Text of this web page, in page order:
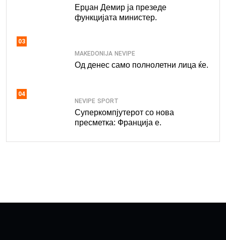
Ерџан Демир ја презеде
функцијата министер.
03
MAKEDONIJA NEVIPE
Од денес само полнолетни лица ќе.
04
NEVIPE SPORT
Суперкомпјутерот со нова
пресметка: Франција е.